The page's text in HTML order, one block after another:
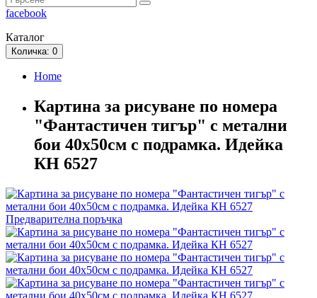
facebook
Каталог
Количка: 0
Home
Картина за рисуване по номера
"Фантастичен тигър" с метални
бои 40х50см с подрамка. Идейка
КН 6527
Предварителна поръчка